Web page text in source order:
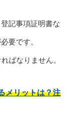
記事項証明書な
要です。
ばなりません。
メリットは？注